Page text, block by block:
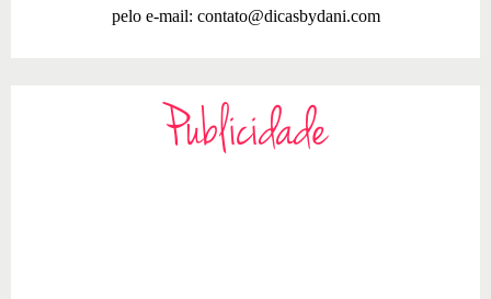
pelo e-mail: contato@dicasbydani.com
Publicidade